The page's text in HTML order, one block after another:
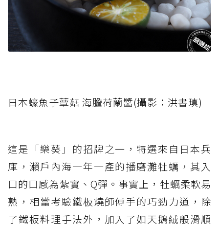
日本蠔魚子蕈菇 海膽荷蘭醬(攝影：洪書瑱)
這是「樂葵」的招牌之一，特選來自日本兵
庫，瀨戶內海一年一產的播磨灘牡蠣，其入
口的口感為紮實、Q彈。事實上，牡蠣柔軟易
熟，相當考驗鐵板燒師傅手的巧勁力道，除
了鐵板料理手法外，加入了如天鵝絨般滑順